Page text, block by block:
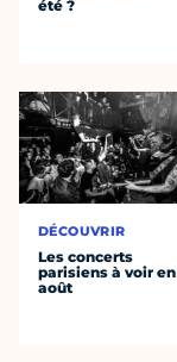
été ?
DÉCOUVRIR
Les concerts
parisiens à voir en
août